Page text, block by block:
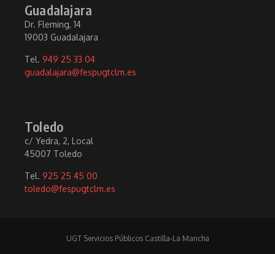
Guadalajara
Dr. Fleming, 14
19003 Guadalajara
Tel. 949 25 33 04
guadalajara@fespugtclm.es
Toledo
c/ Yedra, 2, Local
45007 Toledo
Tel. 925 25 45 00
toledo@fespugtclm.es
UGT Servicios Públicos Castilla-La Mancha